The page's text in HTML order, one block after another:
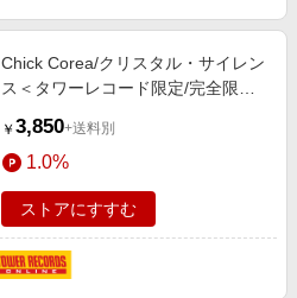
Chick Corea/クリスタル・サイレン
ス＜タワーレコード限定/完全限定
￥ 3,850+送料別
1.0%
ストアにすすむ